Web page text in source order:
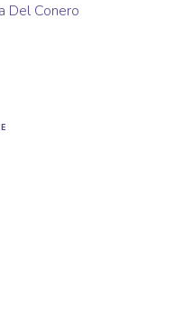
Del Conero